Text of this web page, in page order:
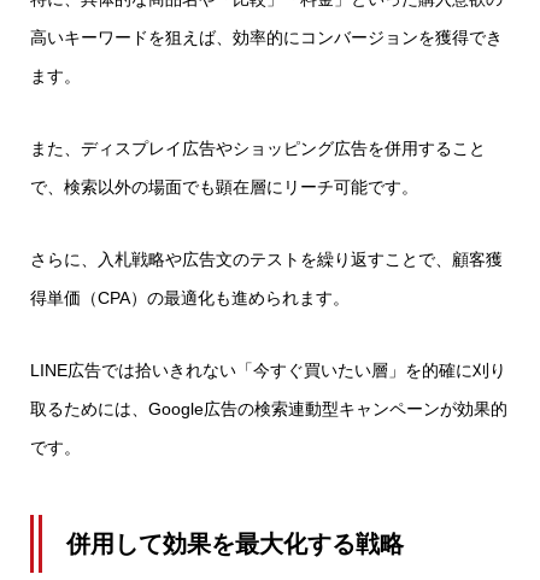
高いキーワードを狙えば、効率的にコンバージョンを獲得でき
ます。
また、ディスプレイ広告やショッピング広告を併用すること
で、検索以外の場面でも顕在層にリーチ可能です。
さらに、入札戦略や広告文のテストを繰り返すことで、顧客獲
得単価（CPA）の最適化も進められます。
LINE広告では拾いきれない「今すぐ買いたい層」を的確に刈り
取るためには、Google広告の検索連動型キャンペーンが効果的
です。
併用して効果を最大化する戦略